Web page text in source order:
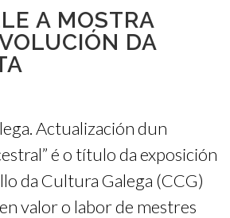
A MOSTRA
DA
Actualización dun
é o título da exposición
da Cultura Galega (CCG)
valor o labor de mestres